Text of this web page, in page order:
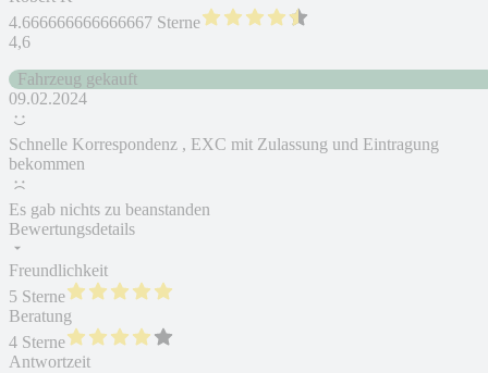
4.666666666666667 Sterne
4,6
Fahrzeug gekauft
09.02.2024
Schnelle Korrespondenz , EXC mit Zulassung und Eintragung
bekommen
Es gab nichts zu beanstanden
Bewertungsdetails
Freundlichkeit
5 Sterne
Beratung
4 Sterne
Antwortzeit